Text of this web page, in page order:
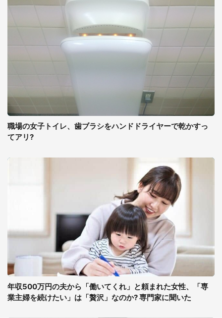
職場の女子トイレ、歯ブラシをハンドドライヤーで乾かすっ
てアリ?
年収500万円の夫から「働いてくれ」と頼まれた女性、「専
業主婦を続けたい」は「贅沢」なのか? 専門家に聞いた